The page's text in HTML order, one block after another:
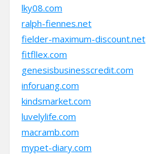
lky08.com
ralph-fiennes.net
fielder-maximum-discount.net
fitfllex.com
genesisbusinesscredit.com
inforuang.com
kindsmarket.com
luvelylife.com
macramb.com
mypet-diary.com